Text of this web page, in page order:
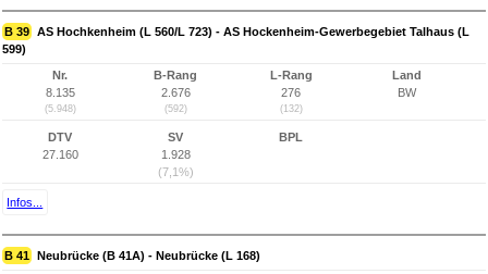
B 39 AS Hochkenheim (L 560/L 723) - AS Hockenheim-Gewerbegebiet Talhaus (L
599)
Nr.
8.135
(5.948)
B-Rang
2.676
(592)
L-Rang
276
(132)
Land
BW
DTV
27.160
SV
1.928
(7,1%)
BPL
Infos...
B 41 Neubrücke (B 41A) - Neubrücke (L 168)